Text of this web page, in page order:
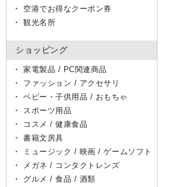
・ 空港でお得なクーポン券
・観光名所
ショッピング
・家電製品 / PC関連商品
・ ファッション / アクセサリ
・ベビー・子供用品 / おもちゃ
・
スポーツ用品
・
コスメ / 健康食品
・書籍文房具
・
ミュージック / 映画 / ゲームソフト
・
メガネ / コンタクトレンズ
・ グルメ / 食品 / 酒類